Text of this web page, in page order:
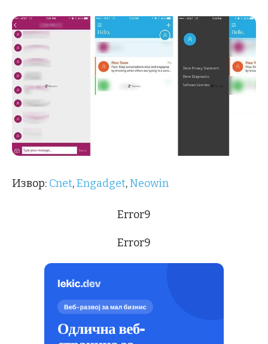
Извор: Cnet,Engadget,Neowin
Error9
Error9